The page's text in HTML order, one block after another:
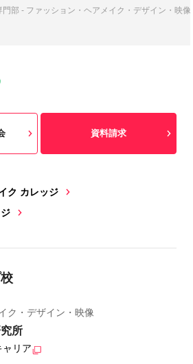
部 - ファッション・ヘアメイク・デザイン・映
ク カレッジ
資料請求
ク・デザイン・映像
所
ャリア